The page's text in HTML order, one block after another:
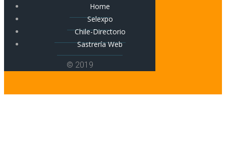
Home
Selexpo
Chile-Directorio
Sastrería Web
© 2019